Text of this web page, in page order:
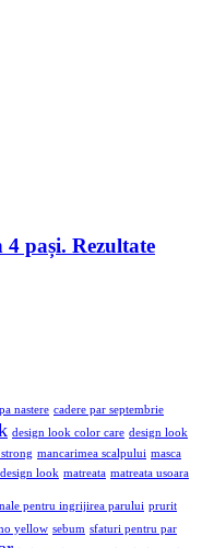
pași. Rezultate
nastere cadere par septembrie
design look color care design look
mancarimea scalpului masca
look matreata matreata usoara
pentru ingrijirea parului prurit
yellow sebum sfaturi pentru par